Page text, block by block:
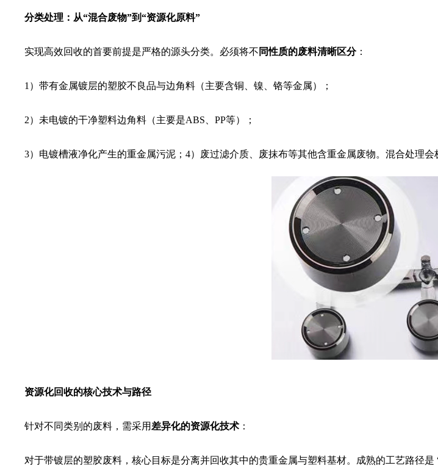
分类处理：从“混合废物”到“资源化原料”
实现高效回收的首要前提是严格的源头分类。必须将不 同性质的废料清晰区分：
1） 带有金属镀层的塑胶不良品与边角料 （主要含铜、镍、铬等金属）；
2） 未电镀的干净塑料边角料 （主要是ABS、PP等）；
3） 电镀槽液净化产生的重金属污泥 ；4） 废过滤介质、废抹布等其他含重金属废物。混合处理会
资源化回收的核心技术与路径
针对不同类别的废料，需采用 差异化的资源化技术 ：
对于带镀层的塑胶废料 ，核心目标是分离并回收其中的贵重金属与塑料基材。成熟的工艺路径是